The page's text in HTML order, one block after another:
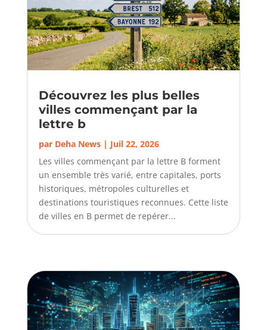
Découvrez les plus belles
villes commençant par la
lettre b
par Deha News| Juil 22, 2026
Les villes commençant par la lettre B forment
un ensemble très varié, entre capitales, ports
historiques, métropoles culturelles et
destinations touristiques reconnues. Cette liste
de villes en B permet de repérer...